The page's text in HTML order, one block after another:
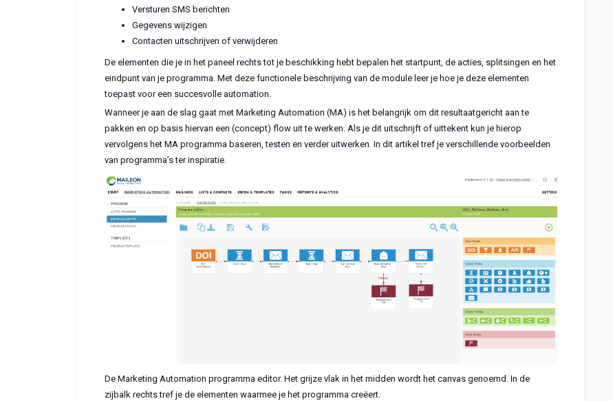
Versturen SMS berichten
Gegevens wijzigen
Contacten uitschrijven of verwijderen
De elementen die je in het paneel rechts tot je beschikking hebt bepalen het startpunt, de acties, splitsingen en het
eindpunt van je programma. Met deze functionele beschrijving van de module leer je hoe je deze elementen
toepast voor een succesvolle automation.
Wanneer je aan de slag gaat met Marketing Automation (MA) is het belangrijk om dit resultaatgericht aan te
pakken en op basis hiervan een (concept) flow uit te werken. Als je dit uitschrijft of uittekent kun je hierop
vervolgens het MA programma baseren, testen en verder uitwerken. In dit artikel tref je verschillende voorbeelden
van programma’s ter inspiratie.
De Marketing Automation programma editor. Het grijze vlak in het midden wordt het canvas genoemd. In de
zijbalk rechts tref je de elementen waarmee je het programma creëert.